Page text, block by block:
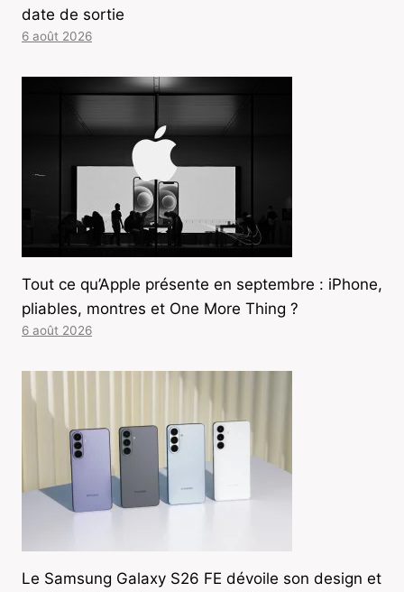
date de sortie
6 août 2026
Tout ce qu’Apple présente en septembre : iPhone,
pliables, montres et One More Thing ?
6 août 2026
Le Samsung Galaxy S26 FE dévoile son design et